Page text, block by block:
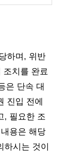
하며, 위반
조치를 완료
은 단속 대
진입 전에
, 필요한 조
용은 해당
하시는 것이